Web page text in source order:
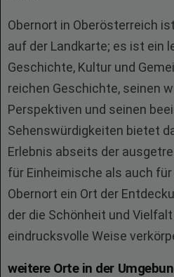
Obernort in Oberösterreich
auf der Landkarte; es ist ein
Geschichte, Kultur und
reichen Geschichte, seinen
Perspektiven und seinen
Sehenswürdigkeiten bietet
Erlebnis abseits der
für Einheimische als auch
Obernort ein Ort der
der die Schönheit und
eindrucksvolle Weise
weitere Orte in der